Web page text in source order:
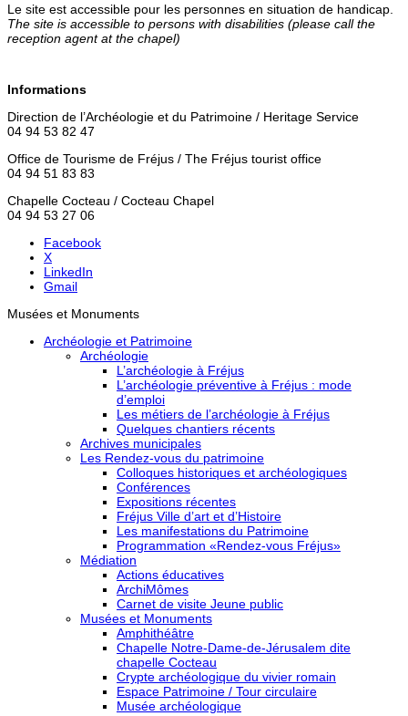
Le site est accessible pour les personnes en situation de handicap.
The site is accessible to persons with disabilities (please call the
reception agent at the chapel)
Informations
Direction de l’Archéologie et du Patrimoine / Heritage Service
04 94 53 82 47
Office de Tourisme de Fréjus / The Fréjus tourist office
04 94 51 83 83
Chapelle Cocteau / Cocteau Chapel
04 94 53 27 06
Facebook
X
LinkedIn
Gmail
Musées et Monuments
Archéologie et Patrimoine
Archéologie
L’archéologie à Fréjus
L’archéologie préventive à Fréjus : mode
d’emploi
Les métiers de l’archéologie à Fréjus
Quelques chantiers récents
Archives municipales
Les Rendez-vous du patrimoine
Colloques historiques et archéologiques
Conférences
Expositions récentes
Fréjus Ville d’art et d’Histoire
Les manifestations du Patrimoine
Programmation «Rendez-vous Fréjus»
Médiation
Actions éducatives
ArchiMômes
Carnet de visite Jeune public
Musées et Monuments
Amphithéâtre
Chapelle Notre-Dame-de-Jérusalem dite
chapelle Cocteau
Crypte archéologique du vivier romain
Espace Patrimoine / Tour circulaire
Musée archéologique